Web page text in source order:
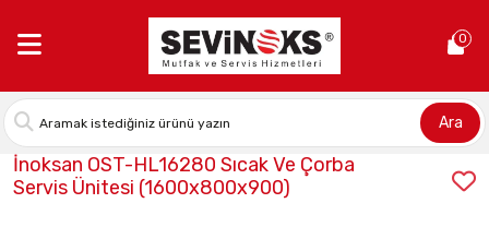
0
Ara
Stok Kodu:INO-OST-HL16280
İnoksan OST-HL16280 Sıcak Ve Çorba
Servis Ünitesi (1600x800x900)